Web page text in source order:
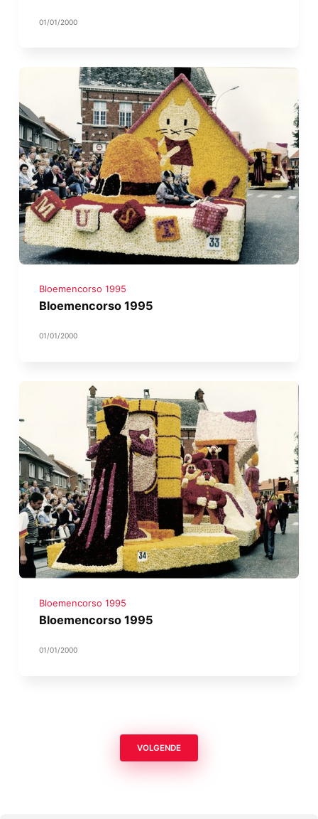
01/01/2000
Bloemencorso 1995
Bloemencorso 1995
01/01/2000
Bloemencorso 1995
Bloemencorso 1995
01/01/2000
VOLGENDE